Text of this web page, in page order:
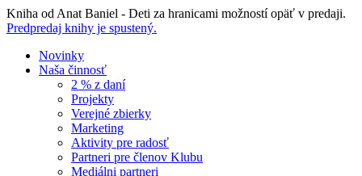
Skip
to
Kniha od Anat Baniel - Deti za hranicami možností opäť v predaji.
Predpredaj knihy je spustený.
Novinky
Naša činnosť
2 % z daní
Projekty
Verejné zbierky
Marketing
Aktivity pre radosť
Partneri pre členov Klubu
Mediálni partneri